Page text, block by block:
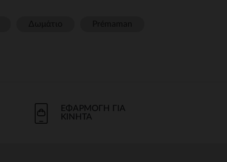
ΕΦΑΡΜΟΓΉ ΓΙΑ
ΚΙΝΗΤΆ